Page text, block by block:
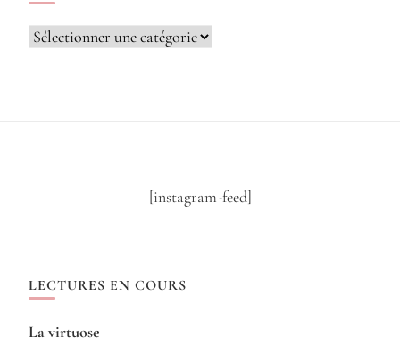
Catégories
[instagram-feed]
LECTURES EN COURS
La virtuose